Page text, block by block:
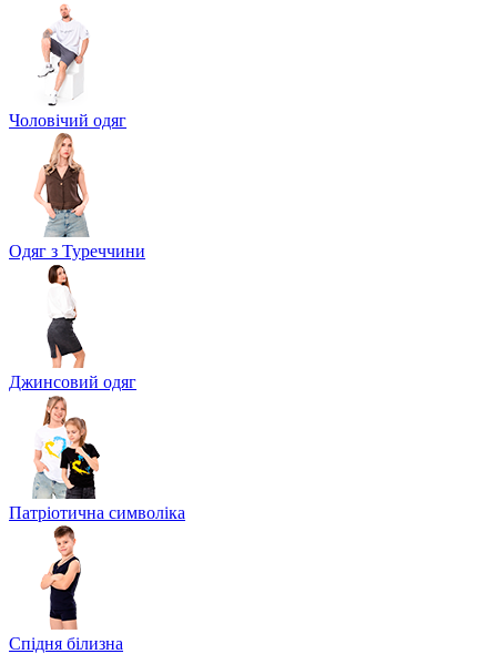
Чоловічий одяг
Одяг з Туреччини
Джинсовий одяг
Патріотична символіка
Спідня білизна